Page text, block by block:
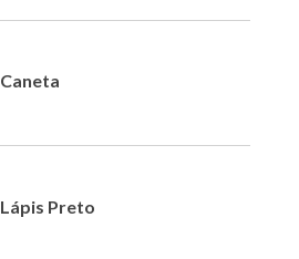
Caneta
Lápis Preto